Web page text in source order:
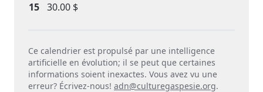
15 30.00 $
Ce calendrier est propulsé par une intelligence
artificielle en évolution; il se peut que certaines
informations soient inexactes. Vous avez vu une
erreur? Écrivez-nous! adn@culturegaspesie.org.